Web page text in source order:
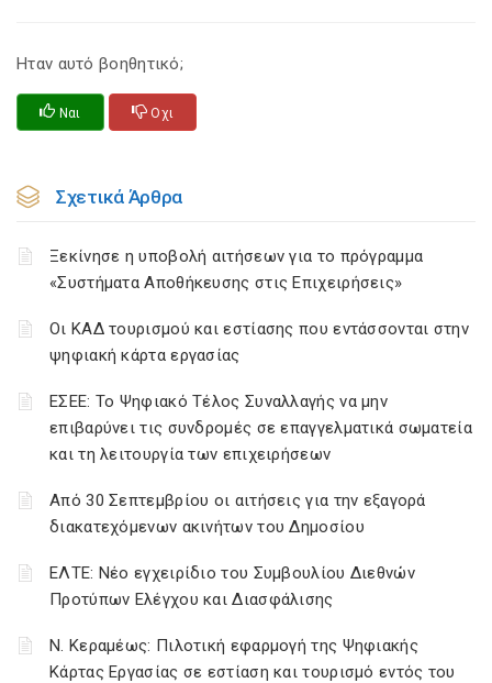
Ηταν αυτό βοηθητικό;
Ναι Οχι
Σχετικά Άρθρα
Ξεκίνησε η υποβολή αιτήσεων για το πρόγραμμα
«Συστήματα Αποθήκευσης στις Επιχειρήσεις»
Οι ΚΑΔ τουρισμού και εστίασης που εντάσσονται στην
ψηφιακή κάρτα εργασίας
ΕΣΕΕ: Το Ψηφιακό Τέλος Συναλλαγής να μην
επιβαρύνει τις συνδρομές σε επαγγελματικά σωματεία
και τη λειτουργία των επιχειρήσεων
Από 30 Σεπτεμβρίου οι αιτήσεις για την εξαγορά
διακατεχόμενων ακινήτων του Δημοσίου
ΕΛΤΕ: Νέο εγχειρίδιο του Συμβουλίου Διεθνών
Προτύπων Ελέγχου και Διασφάλισης
Ν. Κεραμέως: Πιλοτική εφαρμογή της Ψηφιακής
Κάρτας Εργασίας σε εστίαση και τουρισμό εντός του